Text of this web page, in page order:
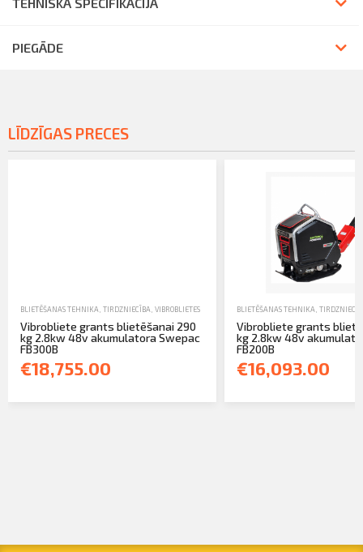
PIEGĀDE
LĪDZĪGAS PRECES
BLIETĒŠANAS TEHNIKA TIRDZNIECĪBA VIBROBLIETES
Vibrobliete grants blietēšanai 290
kg 2.8kw 48v akumulatora Swepac
FB300B
€18,755.00
BLIETĒŠANAS TEHNIKA
Vibrobliete grants
kg 2.8kw 48v
FB200B
€16,093.00